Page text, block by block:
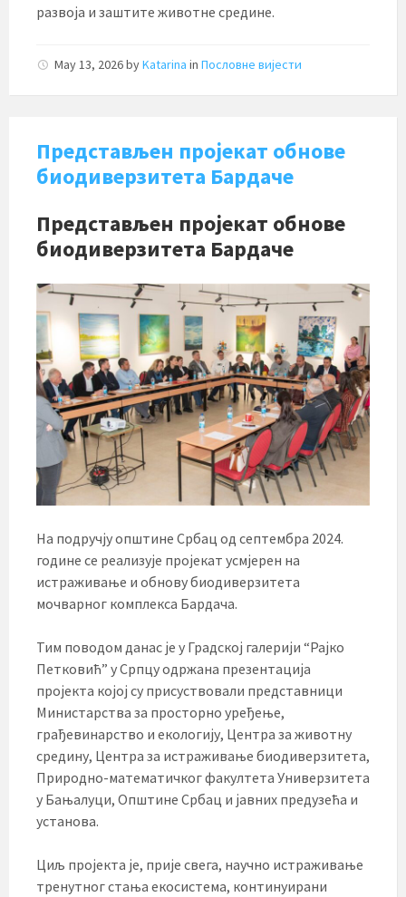
развоја и заштите животне средине.
May 13, 2026byKatarina in Пословне вијести
Представљен пројекат обнове
биодиверзитета Бардаче
Представљен пројекат обнове
биодиверзитета Бардаче
На подручју општине Србац од септембра 2024.
године се реализује пројекат усмјерен на
истраживање и обнову биодиверзитета
мочварног комплекса Бардача.
Тим поводом данас је у Градској галерији “Рајко
Петковић” у Српцу одржана презентација
пројекта којој су присуствовали представници
Министарства за просторно уређење,
грађевинарство и екологију, Центра за животну
средину, Центра за истраживање биодиверзитета,
Природно-математичког факултета Универзитета
у Бањалуци, Општине Србац и јавних предузећа и
установа.
Циљ пројекта је, прије свега, научно истраживање
тренутног стања екосистема, континуирани